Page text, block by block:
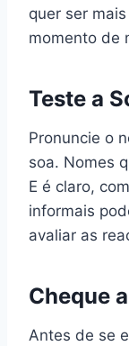
quer ser
momento de
Teste a
Pronuncie o
soa. Nomes
E é claro,
informais
avaliar as
Cheque
Antes de se